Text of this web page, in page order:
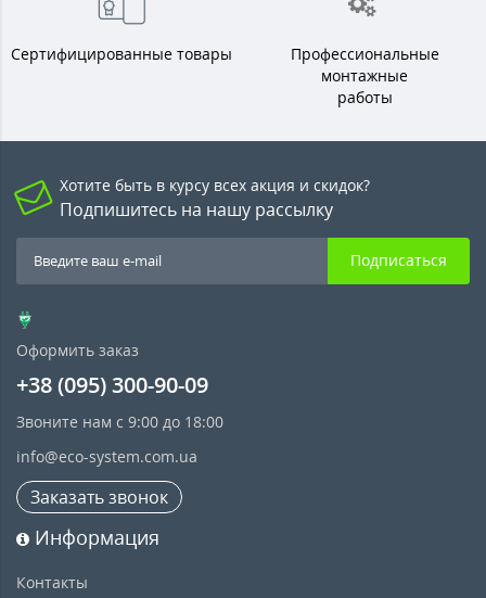
Сертифицированные товары
Профессиональные
монтажные
работы
Хотите быть в курсу всех акция и скидок?
Подпишитесь на нашу рассылку
Подписаться
Оформить заказ
+38 (095) 300-90-09
Звоните нам с 9:00 до 18:00
info@eco-system.com.ua
Заказать звонок
Информация
Контакты